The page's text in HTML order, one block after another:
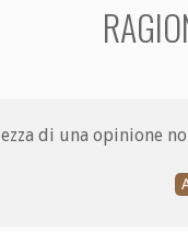
di una opinione